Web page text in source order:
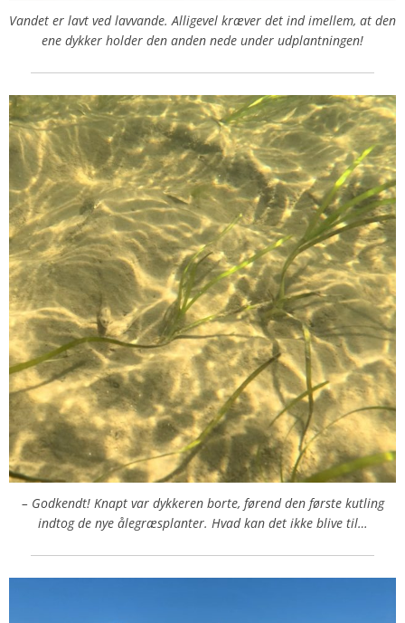
Vandet er lavt ved lavvande. Alligevel kræver det ind imellem, at den
ene dykker holder den anden nede under udplantningen!
– Godkendt! Knapt var dykkeren borte, førend den første kutling
indtog de nye ålegræsplanter. Hvad kan det ikke blive til…